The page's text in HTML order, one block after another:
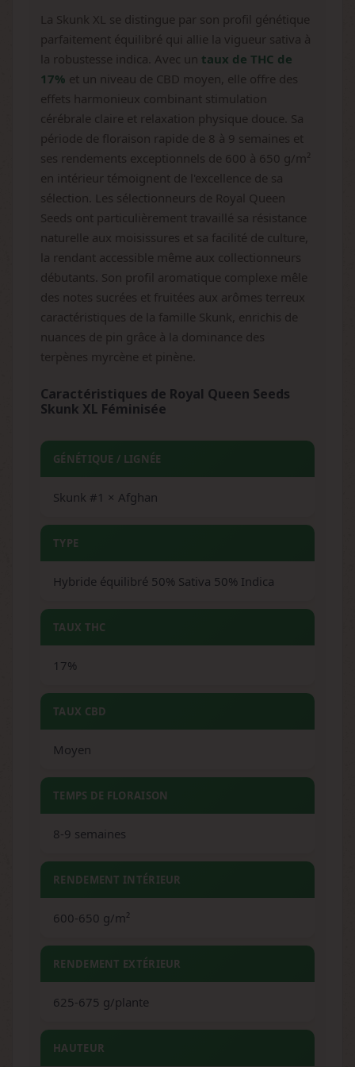
La Skunk XL se distingue par son profil génétique
parfaitement équilibré qui allie la vigueur sativa à
la robustesse indica. Avec un taux de THC de
17% et un niveau de CBD moyen, elle offre des
effets harmonieux combinant stimulation
cérébrale claire et relaxation physique douce. Sa
période de floraison rapide de 8 à 9 semaines et
ses rendements exceptionnels de 600 à 650 g/m²
en intérieur témoignent de l'excellence de sa
sélection. Les sélectionneurs de Royal Queen
Seeds ont particulièrement travaillé sa résistance
naturelle aux moisissures et sa facilité de culture,
la rendant accessible même aux collectionneurs
débutants. Son profil aromatique complexe mêle
des notes sucrées et fruitées aux arômes terreux
caractéristiques de la famille Skunk, enrichis de
nuances de pin grâce à la dominance des
terpènes myrcène et pinène.
Caractéristiques de Royal Queen Seeds
Skunk XL Féminisée
GÉNÉTIQUE / LIGNÉE
Skunk #1 × Afghan
TYPE
Hybride équilibré 50% Sativa 50% Indica
TAUX THC
17%
TAUX CBD
Moyen
TEMPS DE FLORAISON
8-9 semaines
RENDEMENT INTÉRIEUR
600-650 g/m²
RENDEMENT EXTÉRIEUR
625-675 g/plante
HAUTEUR